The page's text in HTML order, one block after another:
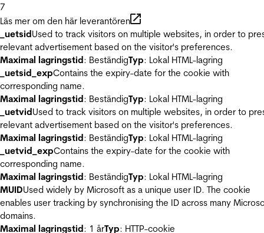
7
Läs mer om den här leverantören
_uetsidUsed to track visitors on multiple websites, in order to
relevant advertisement based on the visitor's preferences.
Maximal lagringstid: BeständigTyp: Lokal HTML-lagring
_uetsid_expContains the expiry-date for the cookie with
corresponding name.
Maximal lagringstid: BeständigTyp: Lokal HTML-lagring
_uetvidUsed to track visitors on multiple websites, in order to
relevant advertisement based on the visitor's preferences.
Maximal lagringstid: BeständigTyp: Lokal HTML-lagring
_uetvid_expContains the expiry-date for the cookie with
corresponding name.
Maximal lagringstid: BeständigTyp: Lokal HTML-lagring
MUIDUsed widely by Microsoft as a unique user ID. The cookie
enables user tracking by synchronising the ID across many
domains.
Maximal lagringstid: 1 årTyp: HTTP-cookie